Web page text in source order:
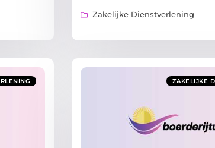
Zakelijke Dienstverlening
ZAKELIJKE